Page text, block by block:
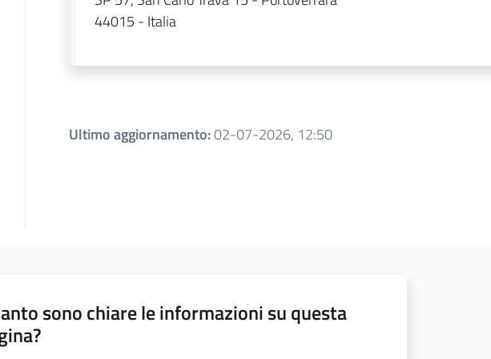
44015 - Italia
Ultimo aggiornamento:02-07-2026, 12:50
sono chiare le informazioni su questa